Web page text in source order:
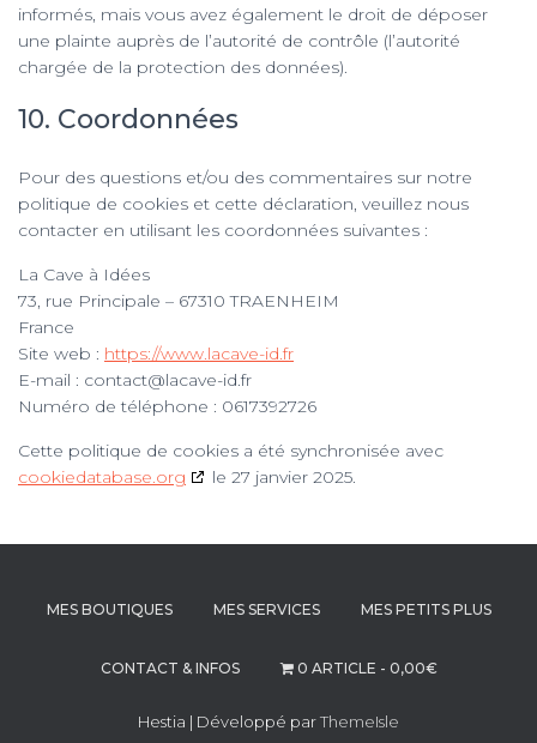
informés, mais vous avez également le droit de déposer
une plainte auprès de l’autorité de contrôle (l’autorité
chargée de la protection des données).
10. Coordonnées
Pour des questions et/ou des commentaires sur notre
politique de cookies et cette déclaration, veuillez nous
contacter en utilisant les coordonnées suivantes :
La Cave à Idées
73, rue Principale – 67310 TRAENHEIM
France
Site web : https://www.lacave-id.fr
E-mail : contact@lacave-id.fr
Numéro de téléphone : 0617392726
Cette politique de cookies a été synchronisée avec
cookiedatabase.org
le 27 janvier 2025.
MES BOUTIQUES MES SERVICES MES PETITS PLUS
CONTACT & INFOS 0 ARTICLE 0,00€
Hestia | Développé parThemeIsle